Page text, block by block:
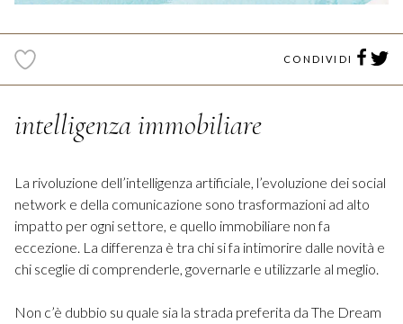
CONDIVIDI
intelligenza immobiliare
La rivoluzione dell’intelligenza artificiale, l’evoluzione dei social
network e della comunicazione sono trasformazioni ad alto
impatto per ogni settore, e quello immobiliare non fa
eccezione. La differenza è tra chi si fa intimorire dalle novità e
chi sceglie di comprenderle, governarle e utilizzarle al meglio.
Non c’è dubbio su quale sia la strada preferita da The Dream